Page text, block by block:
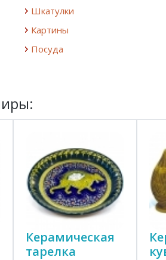
Шкатулки
Картины
Посуда
Керамическая
тарелка